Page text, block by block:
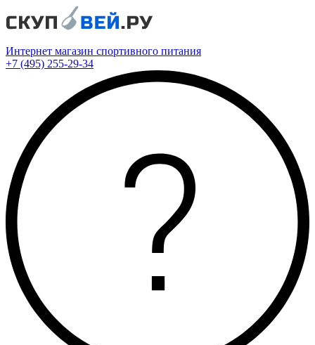
Интернет магазин спортивного питания
+7 (495) 255-29-34